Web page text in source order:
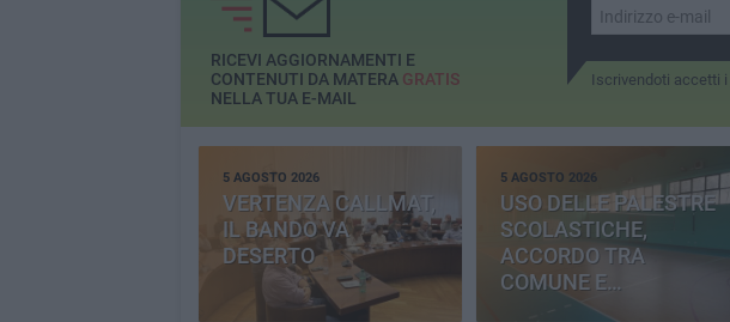
Iscrivendoti accetti i
RICEVI AGGIORNAMENTI E
CONTENUTI DA MATERA GRATIS
NELLA TUA E-MAIL
5 AGOSTO 2026
VERTENZA CALLMAT,
IL BANDO VA
DESERTO
5 AGOSTO 2026
USO DELLE PALESTRE
SCOLASTICHE,
ACCORDO TRA
COMUNE E
PROVINCIA